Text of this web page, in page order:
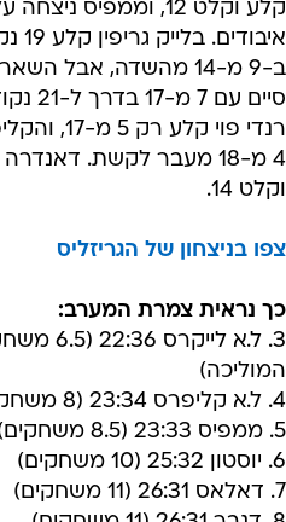
ממפיס (23:33) - ל.א קליפרס (23:34) 85:94
צפוף במערב. הגריזליס השיגו
(וניצחון שמיני בעשרת
שהרחיק את הקליפרס
ב-9 מ-14 מהשדה, אבל
רנדי פוי
וקלט 14.
צפו בניצחון של הגריזליס